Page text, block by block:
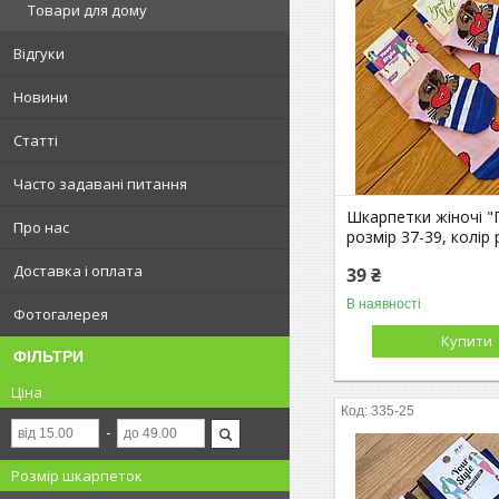
Товари для дому
Відгуки
Новини
Статті
Часто задавані питання
Про нас
Доставка і оплата
Фотогалерея
ФІЛЬТРИ
Ціна
Розмір шкарпеток
Шкарпетки жіночі
розмір 37-39,
39 ₴
В наявності
Купити
335-25